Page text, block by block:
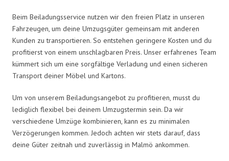
Beim Beiladungsservice nutzen wir den freien Platz in unseren
Fahrzeugen, um deine Umzugsgüter gemeinsam mit anderen
Kunden zu transportieren. So entstehen geringere Kosten und du
profitierst von einem unschlagbaren Preis. Unser erfahrenes Team
kümmert sich um eine sorgfältige Verladung und einen sicheren
Transport deiner Möbel und Kartons.
Um von unserem Beiladungsangebot zu profitieren, musst du
lediglich flexibel bei deinem Umzugstermin sein. Da wir
verschiedene Umzüge kombinieren, kann es zu minimalen
Verzögerungen kommen. Jedoch achten wir stets darauf, dass
deine Güter zeitnah und zuverlässig in Malmö ankommen.